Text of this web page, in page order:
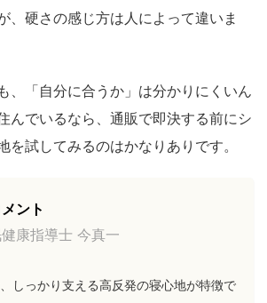
、硬さの感じ方は人によって違いま
、「自分に合うか」は分かりにくいん
んでいるなら、通販で即決する前にシ
を試してみるのはかなりありです。
ント
健康指導士 今真一
しっかり支える高反発の寝心地が特徴で